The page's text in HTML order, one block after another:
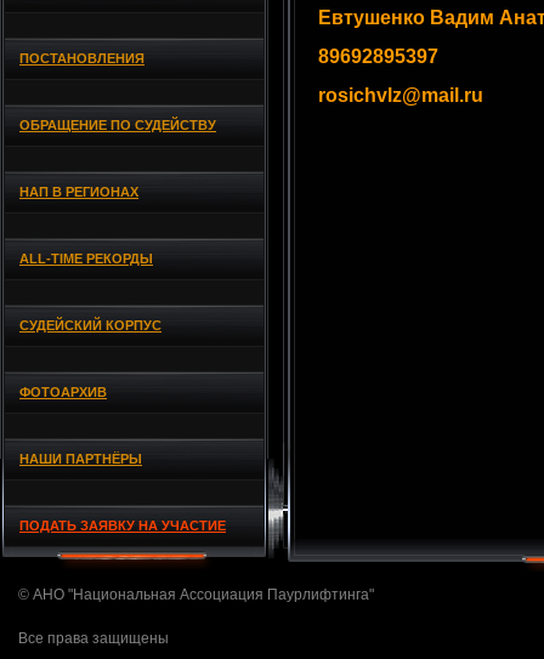
ПОСТАНОВЛЕНИЯ
ОБРАЩЕНИЕ ПО СУДЕЙСТВУ
НАП В РЕГИОНАХ
ALL-TIME РЕКОРДЫ
СУДЕЙСКИЙ КОРПУС
ФОТОАРХИВ
НАШИ ПАРТНЁРЫ
ПОДАТЬ ЗАЯВКУ НА УЧАСТИЕ
Евтушенко Вадим
89692895397
rosichvlz@mail.ru
© АНО "Национальная Ассоциация Паурлифтинга"
Все права защищены